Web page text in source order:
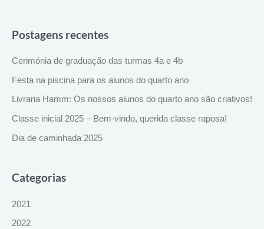
Postagens recentes
Cerimónia de graduação das turmas 4a e 4b
Festa na piscina para os alunos do quarto ano
Livraria Hamm: Os nossos alunos do quarto ano são criativos!
Classe inicial 2025 – Bem-vindo, querida classe raposa!
Dia de caminhada 2025
Categorias
2021
2022